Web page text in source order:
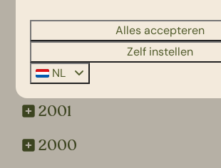
2004
2003
2001
2000
Alles accepteren
Zelf instellen
NL